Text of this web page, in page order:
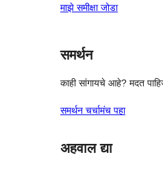
माझे समीक्षा जोडा
समर्थन
काही सांगायचे आहे? मदत
समर्थन चर्चामंच पहा
अहवाल द्या